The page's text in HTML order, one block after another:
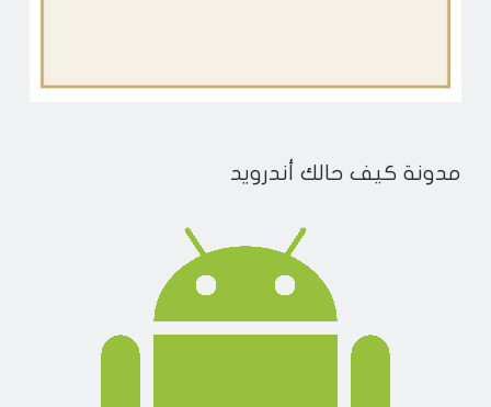
مدونة كيف حالك أندرويد